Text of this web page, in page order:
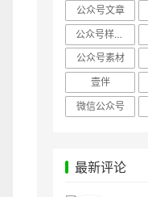
公众号文章
公众号样式，微信公众号排版
公众号素材
壹伴
微信公众号
最新评论